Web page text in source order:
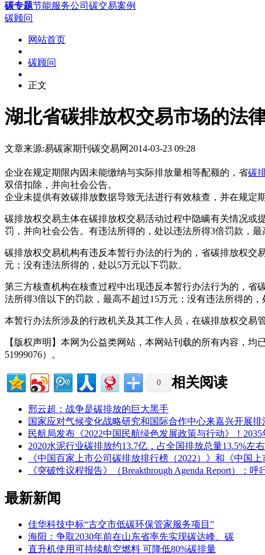
碳专题节能服务公司 碳交易案例
碳顾问
网站首页
碳顾问
正文
湖北省碳排放权交易市场的法
文章来源:易碳家期刊 碳交易网 2014-03-23 09:28
企业在规定期限内因未能缴纳与实际排放量相等配额的，省碳
双倍扣除，并向社会公告。
企业未提供有效碳排放数据导致无法进行有效核查，并在规定
碳排放权交易主体在碳排放权交易活动过程中隐瞒有关情况或
罚，并向社会公告。有违法所得的，处以违法所得3倍罚款，
碳排放权交易机构有违反本暂行办法的行为的，省碳排放权交
元；没有违法所得的，处以5万元以下罚款。
第三方核查机构在核查过程中出现违反本暂行办法行为的，省
法所得3倍以下的罚款，最高不超过15万元；没有违法所得的，
本暂行办法所涉及的行政机关及其工作人员，在碳排放权交易
【版权声明】本网为公益类网站，本网站刊载的所有内容，
51999076）。
0 相关阅读
邢云超：战争是碳排放的巨大黑手
国家应对气候变化战略研究和国际合作中心来嘉兴开展
民航局发布《2022中国民航绿色发展政策与行动》！2035
2020水泥行业碳排放约13.7亿，占全国排放总量13.5%左
《中国百家上市公司碳排放排行榜（2022）》和《中国
《突破性议程报告》（Breakthrough Agenda Report）：
最新新闻
佳华科技中标“古交市低碳环保管家服务项目”
海阳：争取2030年前在山东省率先实现碳达峰、碳
直升机使用可持续航空燃料 可降低80%碳排量